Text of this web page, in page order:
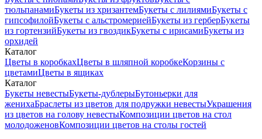
тюльпанамиБукеты из хризантемБукеты с лилиямиБукеты с
гипсофилойБукеты с альстромериейБукеты из герберБукеты
из гортензийБукеты из гвоздикБукеты с ирисамиБукеты из
орхидей
Каталог
Цветы в коробкахЦветы в шляпной коробкеКорзины с
цветамиЦветы в ящиках
Каталог
Букеты невестыБукеты-дублерыБутоньерки для
женихаБраслеты из цветов для подружки невестыУкрашения
из цветов на голову невестыКомпозиции цветов на стол
молодоженовКомпозиции цветов на столы гостей